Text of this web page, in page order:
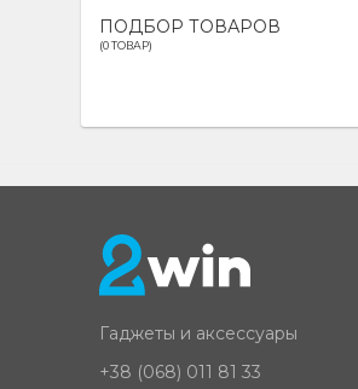
ПОДБОР ТОВАРОВ
(0 ТОВАР)
Гаджеты и аксессуары
+38 (068) 011 81 33